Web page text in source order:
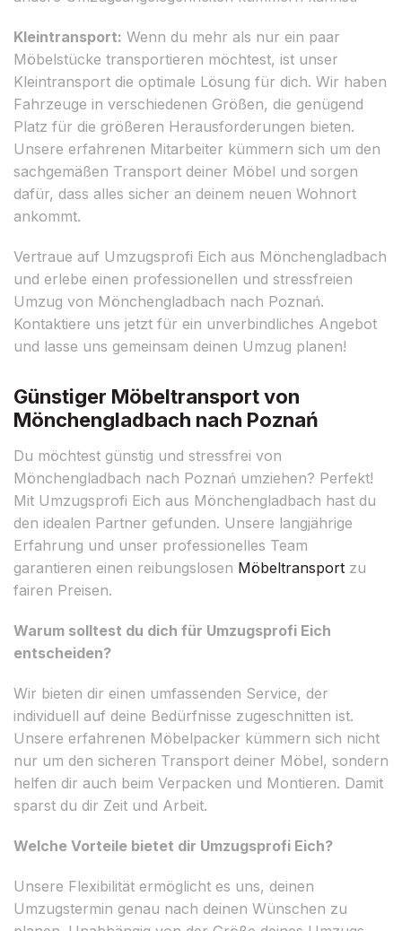
Kleintransport: Wenn du mehr als nur ein paar
Möbelstücke transportieren möchtest, ist unser
Kleintransport die optimale Lösung für dich. Wir haben
Fahrzeuge in verschiedenen Größen, die genügend
Platz für die größeren Herausforderungen bieten.
Unsere erfahrenen Mitarbeiter kümmern sich um den
sachgemäßen Transport deiner Möbel und sorgen
dafür, dass alles sicher an deinem neuen Wohnort
ankommt.
Vertraue auf Umzugsprofi Eich aus Mönchengladbach
und erlebe einen professionellen und stressfreien
Umzug von Mönchengladbach nach Poznań.
Kontaktiere uns jetzt für ein unverbindliches Angebot
und lasse uns gemeinsam deinen Umzug planen!
Günstiger Möbeltransport von
Mönchengladbach nach Poznań
Du möchtest günstig und stressfrei von
Mönchengladbach nach Poznań umziehen? Perfekt!
Mit Umzugsprofi Eich aus Mönchengladbach hast du
den idealen Partner gefunden. Unsere langjährige
Erfahrung und unser professionelles Team
garantieren einen reibungslosen Möbeltransport zu
fairen Preisen.
Warum solltest du dich für Umzugsprofi Eich
entscheiden?
Wir bieten dir einen umfassenden Service, der
individuell auf deine Bedürfnisse zugeschnitten ist.
Unsere erfahrenen Möbelpacker kümmern sich nicht
nur um den sicheren Transport deiner Möbel, sondern
helfen dir auch beim Verpacken und Montieren. Damit
sparst du dir Zeit und Arbeit.
Welche Vorteile bietet dir Umzugsprofi Eich?
Unsere Flexibilität ermöglicht es uns, deinen
Umzugstermin genau nach deinen Wünschen zu